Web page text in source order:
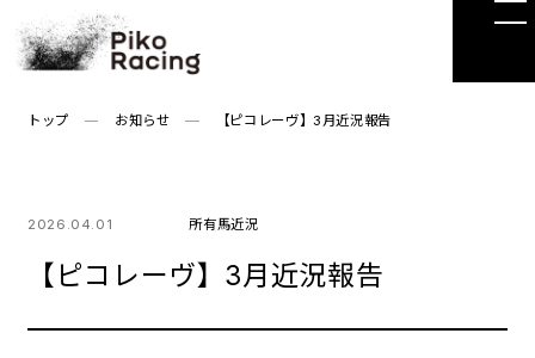
to
content
トップ お知らせ 【ピコレーヴ】3月近況報告
2026.04.01 所有馬近況
【ピコレーヴ】3月近況報告